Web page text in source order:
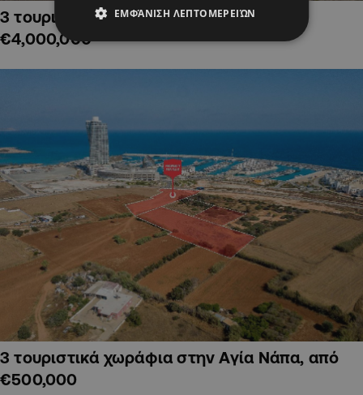
3 τουριστικά χωράφια στην Αλαμινό,
€4,000,000
3 τουριστικά χωράφια στην Αγία Νάπα, από
€500,000
ΕΜΦΆΝΙΣΗ ΛΕΠΤΟΜΕΡΕΙΏΝ